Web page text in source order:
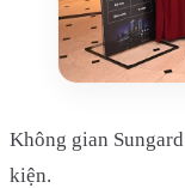
Không gian
kiện.